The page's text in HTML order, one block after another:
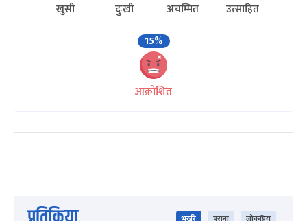
खुसी दुःखी अचम्मित
उत्साहित
15%
आक्रोशित